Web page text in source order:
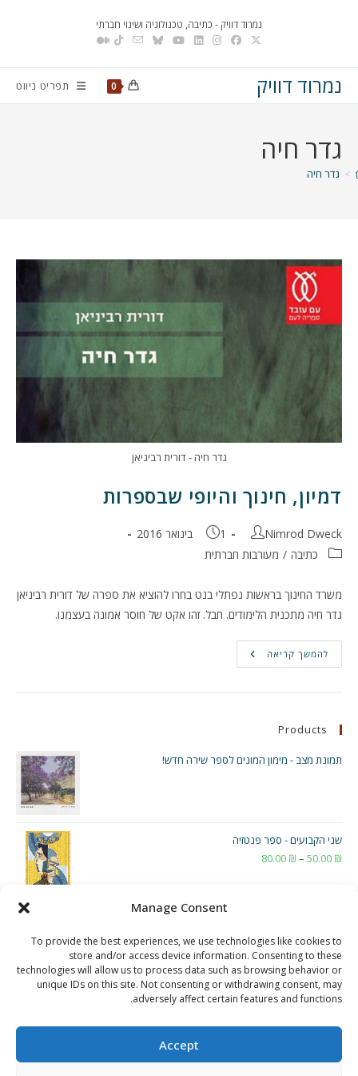
Manage Consent
To provide the best experiences, we use technologies like cookies to
store and/or access device information. Consenting to these
technologies will allow us to process data such as browsing behavior or
unique IDs on this site. Not consenting or withdrawing consent, may
adversely affect certain features and functions.
Accept
נמרוד דוויק - כתיבה, טכנולוגיה ושינוי חברתי
נמרוד דוויק 0 תפריט ניווט
גדר חיה
> גדר חיה
גדר חיה - דורית רביניאן
דמיון, חינוך והיופי שבספרות
מחבר:
Nimrod Dweck פורסם:1 בינואר 2016
קטגוריה:כתיבה / מעורבות חברתית
משרד החינוך בראשות נפתלי בנט בחרו להוציא את ספרה של דורית רביניאן
גדר חיה מתכנית הלימודים. חבל. זהו אקט של חוסר אמונה בעצמנו.
להמשך קריאה דמיון,
חינוך
Products
תמונת מצב - מימון המונים לספר שירה חדש!
שני הקבועים - ספר פנטזיה
50.00 ₪
–
80.00 ₪